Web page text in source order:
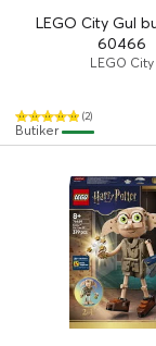
LEGO City Gul
60466
LEGO City
(2)
Butiker